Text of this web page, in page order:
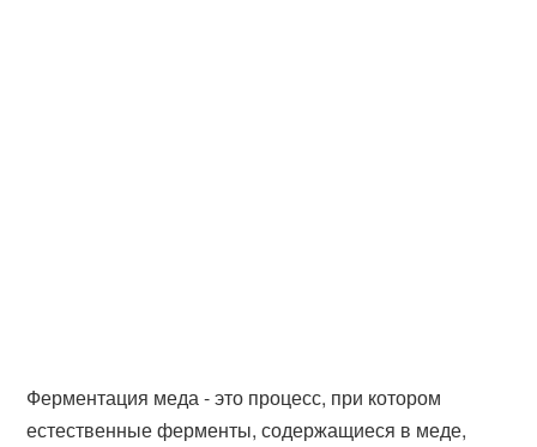
Ферментация меда - это процесс, при котором
естественные ферменты, содержащиеся в меде,